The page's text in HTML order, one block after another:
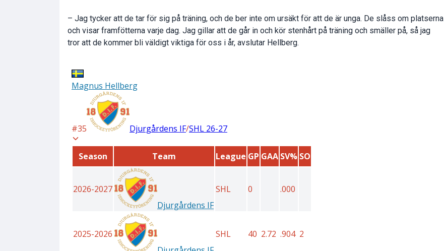
– Jag tycker att de tar för sig på träning, och de ber inte om ursäkt för att de är unga. De slåss om platserna
och visar framfötterna varje dag. Jag gillar att de går in och kör stenhårt på träning och smäller på, så jag
tror att de kommer bli väldigt viktiga för oss i år, avslutar Hellberg.